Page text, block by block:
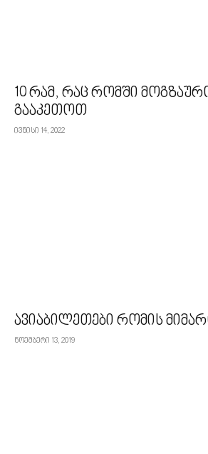
10 რამ, რაც რომში
გააკეთოთ
ივნისი 14, 2022
ავიაბილეთები რომის
ნოემბერი 13, 2019